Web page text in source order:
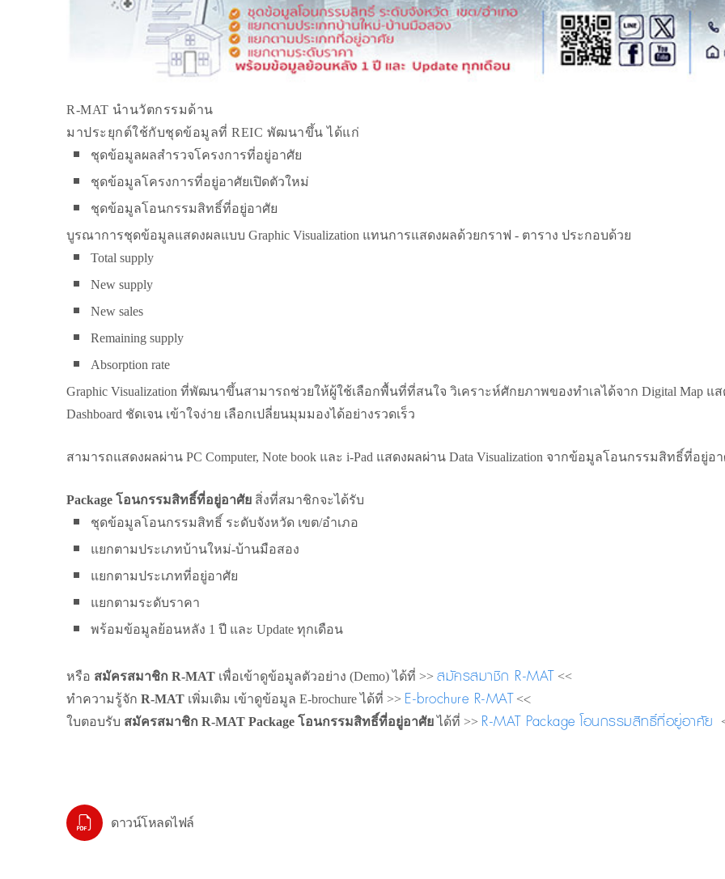
R-MAT นำนวัตกรรมด้าน
มาประยุกต์ใช้กับชุดข้อมูลที่ REIC พัฒนาขึ้น ได้แก่
ชุดข้อมูลผลสำรวจโครงการที่อยู่อาศัย
ชุดข้อมูลโครงการที่อยู่อาศัยเปิดตัวใหม่
ชุดข้อมูลโอนกรรมสิทธิ์ที่อยู่อาศัย
บูรณาการชุดข้อมูลแสดงผลแบบ Graphic Visualization แทนการแสดงผลด้วยกราฟ - ตาราง ประกอบด้วย
Total supply
New supply
New sales
Remaining supply
Absorption rate
Graphic Visualization ที่พัฒนาขึ้นสามารถช่วยให้ผู้ใช้เลือกพื้นที่ที่สนใจ วิเคราะห์ศักยภาพของทำเลได้จาก Digital Map
Dashboard ชัดเจน เข้าใจง่าย เลือกเปลี่ยนมุมมองได้อย่างรวดเร็ว
สามารถแสดงผลผ่าน PC Computer, Note book และ i-Pad แสดงผลผ่าน Data Visualization จากข้อมูลโอนกรรมสิทธิ์ที่อยู่อ
Package โอนกรรมสิทธิ์ที่อยู่อาศัย สิ่งที่สมาชิกจะได้รับ
ชุดข้อมูลโอนกรรมสิทธิ์ ระดับจังหวัด เขต/อำเภอ
แยกตามประเภทบ้านใหม่-บ้านมือสอง
แยกตามประเภทที่อยู่อาศัย
แยกตามระดับราคา
พร้อมข้อมูลย้อนหลัง 1 ปี และ Update ทุกเดือน
หรือ สมัครสมาชิก R-MAT เพื่อเข้าดูข้อมูลตัวอย่าง (Demo) ได้ที่ >> สมัครสมาชิก R-MAT <<
ทำความรู้จัก R-MAT เพิ่มเติม เข้าดูข้อมูล E-brochure ได้ที่ >> E-brochure R-MAT <<
ใบตอบรับ สมัครสมาชิก R-MAT Package โอนกรรมสิทธิ์ที่อยู่อาศัยได้ที่ >> R-MAT Package โอนกรรมสิทธิ์ที่อยู่อาศัย
ดาวน์โหลดไฟล์